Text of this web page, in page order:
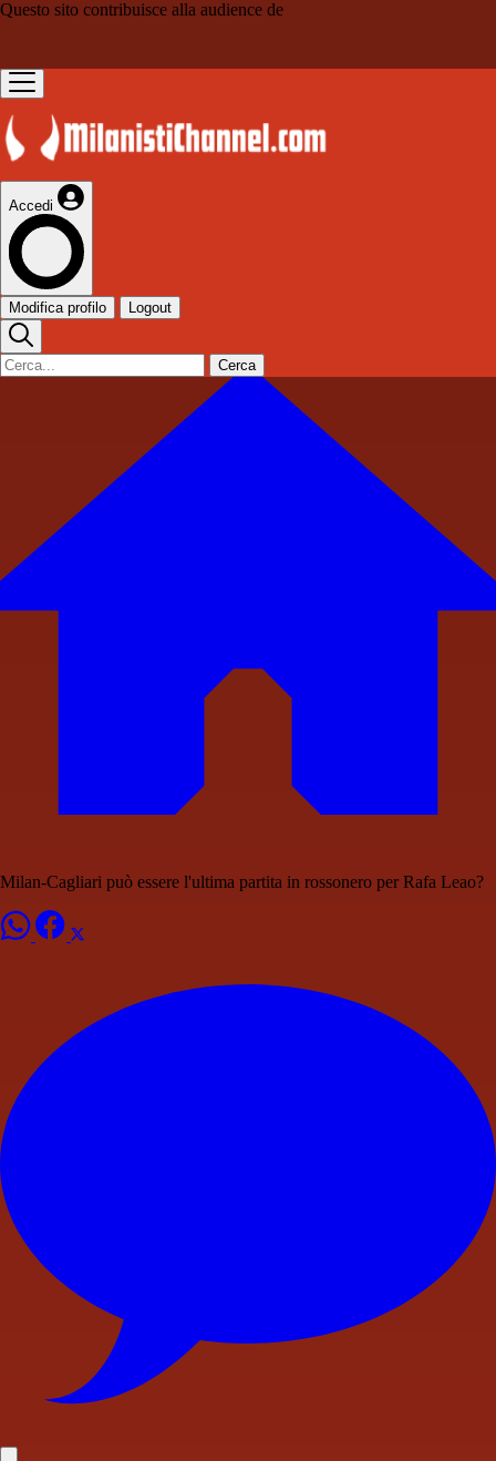
Questo sito contribuisce alla audience de
Accedi
Modifica profilo Logout
Cerca
Milan-Cagliari può essere l'ultima partita in rossonero per Rafa Leao?